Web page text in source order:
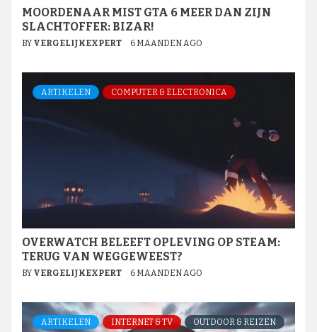
MOORDENAAR MIST GTA 6 MEER DAN ZIJN
SLACHTOFFER: BIZAR!
BY VERGELIJKEXPERT 6 MAANDEN AGO
ARTIKELEN COMPUTER & ELECTRONICA
OVERWATCH BELEEFT OPLEVING OP STEAM:
TERUG VAN WEGGEWEEST?
BY VERGELIJKEXPERT 6 MAANDEN AGO
ARTIKELEN INTERNET & TV OUTDOOR & REIZEN